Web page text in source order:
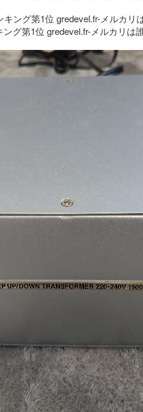
グ第1位 gredevel.fr-メルカリは